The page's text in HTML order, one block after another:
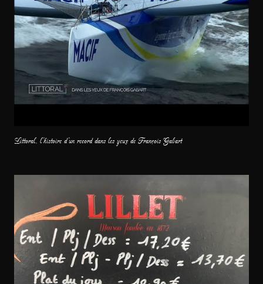
Littoral, l’histoire d’un record dans les yeux de François Gabart